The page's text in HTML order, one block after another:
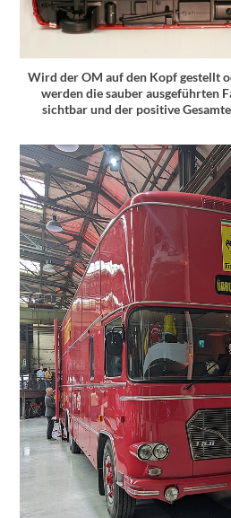
Wird der OM auf den Kopf gestellt
werden die sauber ausgeführten
sichtbar und der positive